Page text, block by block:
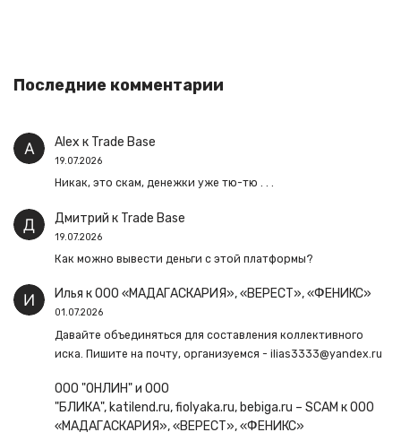
Последние комментарии
Alex к Trade Base
19.07.2026
Никак, это скам, денежки уже тю-тю . . .
Дмитрий к Trade Base
19.07.2026
Как можно вывести деньги с этой платформы?
Илья кООО «МАДАГАСКАРИЯ», «ВЕРЕСТ», «ФЕНИКС»
01.07.2026
Давайте объединяться для составления коллективного
иска. Пишите на почту, организуемся - ilias3333@yandex.ru
ООО "ОНЛИН" и ООО
"БЛИКА", katilend.ru, fiolyaka.ru, bebiga.ru – SCAM кООО
«МАДАГАСКАРИЯ», «ВЕРЕСТ», «ФЕНИКС»